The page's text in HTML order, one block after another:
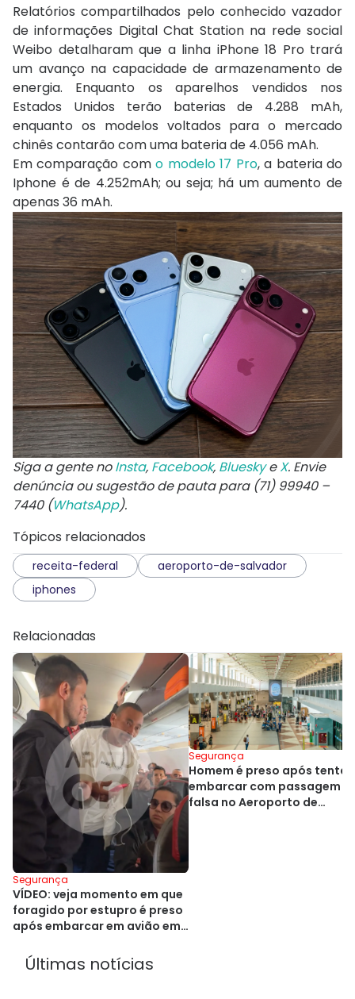
Relatórios compartilhados pelo conhecido vazador
de informações Digital Chat Station na rede social
Weibo detalharam que a linha iPhone 18 Pro trará
um avanço na capacidade de armazenamento de
energia. Enquanto os aparelhos vendidos nos
Estados Unidos terão baterias de 4.288 mAh,
enquanto os modelos voltados para o mercado
chinês contarão com uma bateria de 4.056 mAh.
Em comparação como modelo 17 Pro, a bateria do
Iphone é de 4.252mAh; ou seja; há um aumento de
apenas 36 mAh.
Siga a gente noInsta, Facebook, BlueskyeX. Envie
denúncia ou sugestão de pauta para (71) 99940 –
7440 (WhatsApp).
Tópicos relacionados
receita-federal
aeroporto-de-salvador
iphones
Relacionadas
Segurança
VÍDEO: veja momento em que
foragido por estupro é preso
após embarcar em avião em
Segurança
Homem é preso após tentar
embarcar com passagem
falsa no Aeroporto de
Últimas notícias